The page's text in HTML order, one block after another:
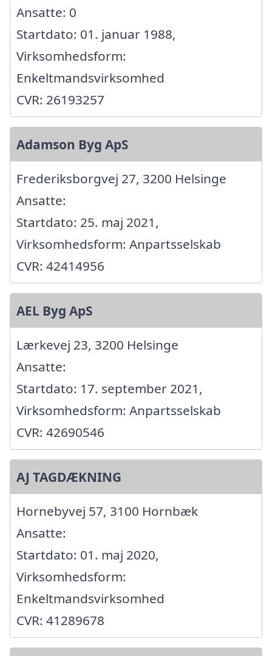
Ansatte: 0
Startdato: 01. januar 1988,
Virksomhedsform:
Enkeltmandsvirksomhed
CVR: 26193257
Adamson Byg ApS
Frederiksborgvej 27, 3200 Helsinge
Ansatte:
Startdato: 25. maj 2021,
Virksomhedsform: Anpartsselskab
CVR: 42414956
AEL Byg ApS
Lærkevej 23, 3200 Helsinge
Ansatte:
Startdato: 17. september 2021,
Virksomhedsform: Anpartsselskab
CVR: 42690546
AJ TAGDÆKNING
Hornebyvej 57, 3100 Hornbæk
Ansatte:
Startdato: 01. maj 2020,
Virksomhedsform:
Enkeltmandsvirksomhed
CVR: 41289678